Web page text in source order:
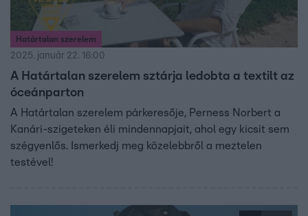
Határtalan szerelem
2025. január 22. 16:00
A Határtalan szerelem sztárja ledobta a textilt az
óceánparton
A Határtalan szerelem párkeresője, Perness Norbert a
Kanári-szigeteken éli mindennapjait, ahol egy kicsit sem
szégyenlős. Ismerkedj meg közelebbről a meztelen
testével!